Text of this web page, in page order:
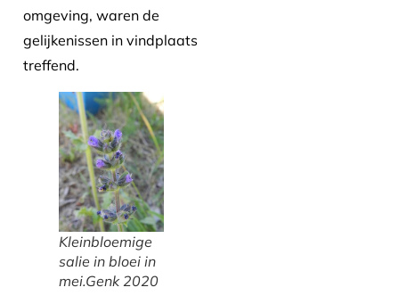
omgeving, waren de
gelijkenissen in vindplaats
treffend.
Kleinbloemige
salie in bloei in
mei.Genk 2020